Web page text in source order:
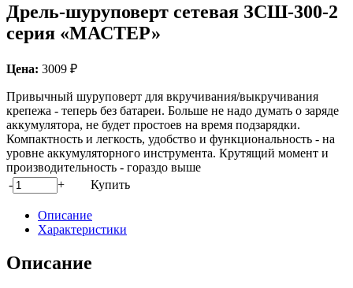
Дрель-шуруповерт сетевая ЗСШ-300-2
серия «МАСТЕР»
Цена: 3009 ₽
Привычный шуруповерт для вкручивания/выкручивания
крепежа - теперь без батареи. Больше не надо думать о заряде
аккумулятора, не будет простоев на время подзарядки.
Компактность и легкость, удобство и функциональность - на
уровне аккумуляторного инструмента. Крутящий момент и
производительность - гораздо выше
-
+ Купить
Описание
Характеристики
Описание